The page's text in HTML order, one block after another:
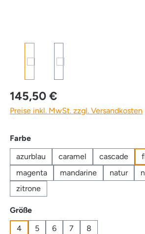
145,50 €
Preise inkl. MwSt. zzgl. Versandkosten
Farbeauswählen
azurblau
caramel cascade
magenta
mandarine natur
zitrone
Größeauswählen
4
5 6 7 8